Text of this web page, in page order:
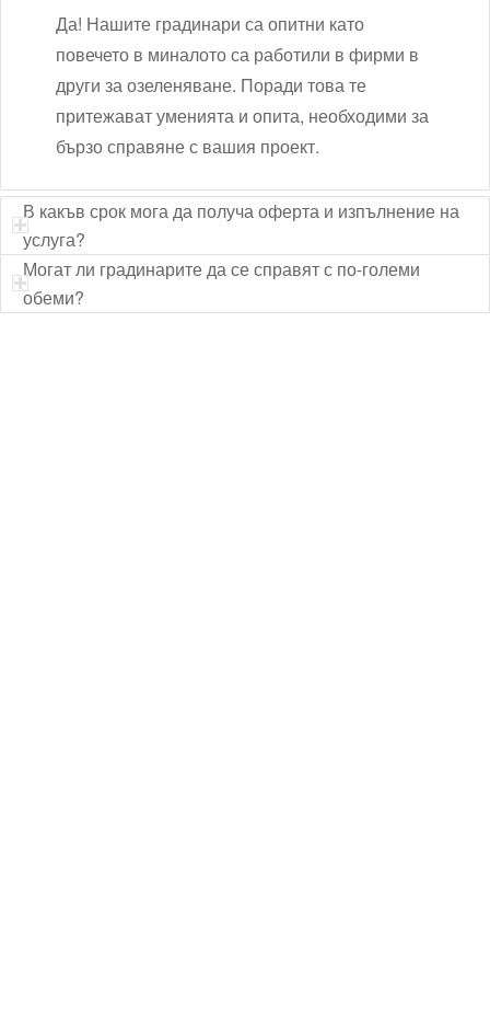
Да! Нашите градинари са опитни като
повечето в миналото са работили в фирми в
други за озеленяване. Поради това те
притежават уменията и опита, необходими за
бързо справяне с вашия проект.
В какъв срок мога да получа оферта и изпълнение на
услуга?
Могат ли градинарите да се справят с по-големи
обеми?